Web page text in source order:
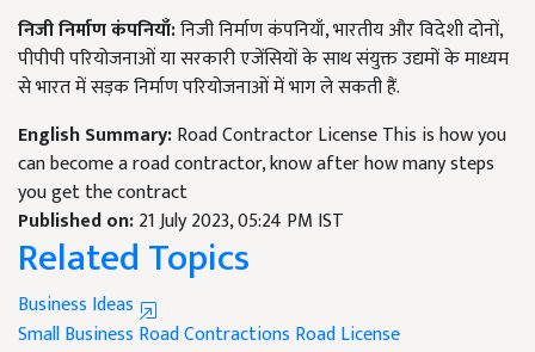
निजी निर्माण कंपनियाँ:निजी निर्माण कंपनियाँ, भारतीय और विदेशी दोनों,
पीपीपी परियोजनाओं या सरकारी एजेंसियों के साथ संयुक्त उद्यमों के माध्यम
से भारत में सड़क निर्माण परियोजनाओं में भाग ले सकती हैं.
English Summary:Road Contractor License This is how you
can become a road contractor, know after how many steps
you get the contract
Published on:21 July 2023, 05:24 PM IST
Related Topics
Business Ideas
Small Business Road Contractions Road License